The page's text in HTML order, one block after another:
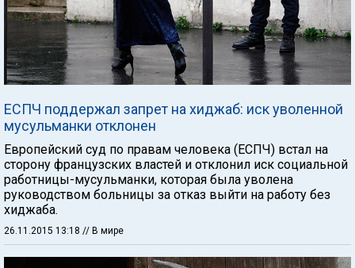
ЕСПЧ поддержал запрет на хиджаб: иск уволенной
мусульманки отклонен
Европейский суд по правам человека (ЕСПЧ) встал на
сторону французских властей и отклонил иск социальной
работницы-мусульманки, которая была уволена
руководством больницы за отказ выйти на работу без
хиджаба.
26.11.2015 13:18 // В мире